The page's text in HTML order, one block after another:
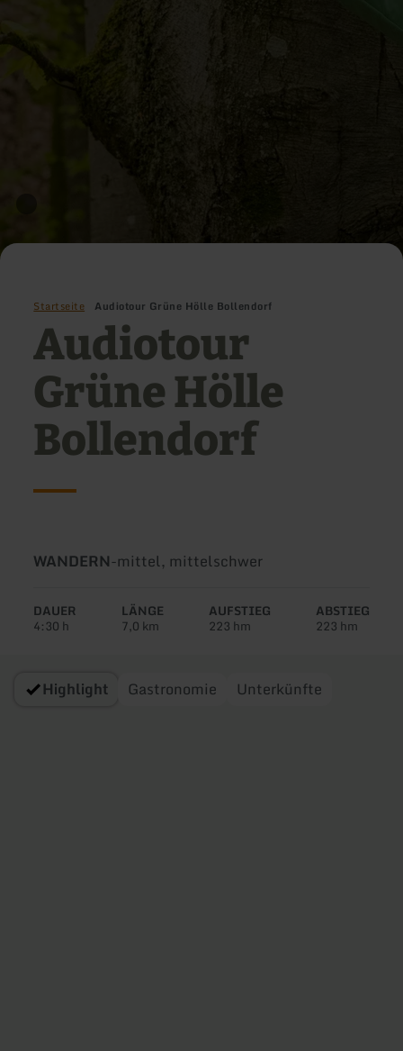
Startseite Audiotour Grüne Hölle Bollendorf
Audiotour
Grüne Hölle
Bollendorf
Art
Tour:
WANDERN-Schwierigkeit:
mittel, mittelschwer
DAUER
4:30 h
LÄNGE
7,0 km
AUFSTIEG
223 hm
ABSTIEG
223 hm
Highlight Gastronomie Unterkünfte